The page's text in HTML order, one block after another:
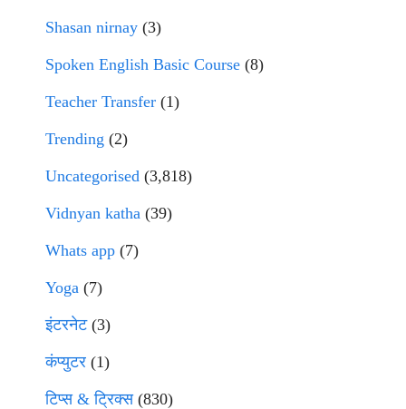
Shasan nirnay (3)
Spoken English Basic Course (8)
Teacher Transfer (1)
Trending (2)
Uncategorised (3,818)
Vidnyan katha (39)
Whats app (7)
Yoga (7)
इंटरनेट(3)
कंप्युटर (1)
टिप्स & ट्रिक्स(830)